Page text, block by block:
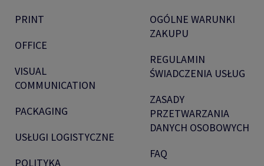
PRINT
OFFICE
VISUAL
COMMUNICATION
PACKAGING
USŁUGI LOGISTYCZNE
POLITYKA
OGÓLNE WARUNKI
ZAKUPU
REGULAMIN
ŚWIADCZENIA USŁUG
ZASADY
PRZETWARZANIA
DANYCH OSOBOWYCH
FAQ